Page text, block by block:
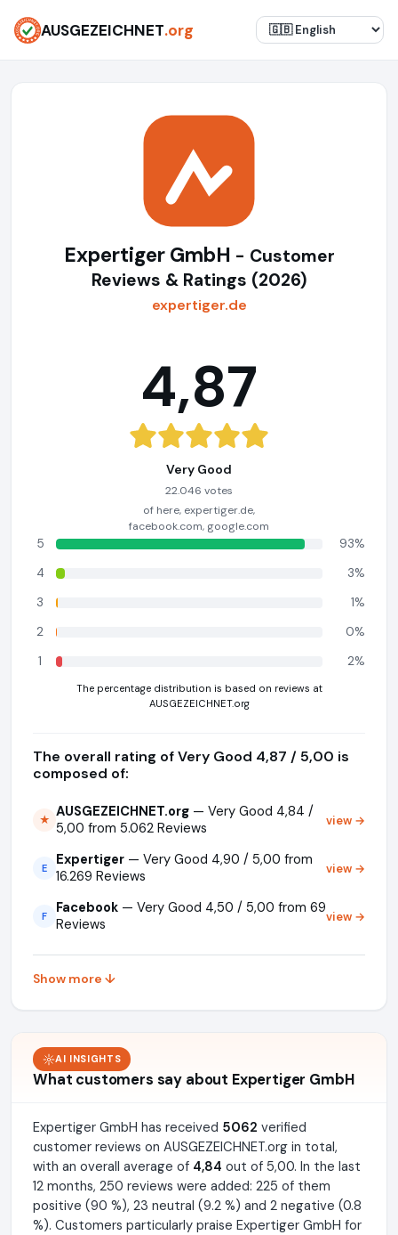
AUSGEZEICHNET.org
Expertiger GmbH - Customer
Reviews & Ratings (2026)
expertiger.de
4,87
Very Good
22.046 votes
of here, expertiger.de,
facebook.com, google.com
5
93%
4
3%
3
1%
2
0%
1
2%
The percentage distribution is based on reviews at
AUSGEZEICHNET.org
The overall rating of Very Good 4,87 / 5,00 is
composed of:
★ AUSGEZEICHNET.org — Very Good 4,84 /
5,00 from 5.062 Reviews
view →
E Expertiger — Very Good 4,90 / 5,00 from
16.269 Reviews
view →
F Facebook — Very Good 4,50 / 5,00 from 69
Reviews
view →
Show more ↓
AI INSIGHTS
What customers say about Expertiger GmbH
Expertiger GmbH has received 5062 verified
customer reviews on AUSGEZEICHNET.org in total,
with an overall average of 4,84 out of 5,00. In the last
12 months, 250 reviews were added: 225 of them
positive (90 %), 23 neutral (9.2 %) and 2 negative (0.8
%). Customers particularly praise Expertiger GmbH for